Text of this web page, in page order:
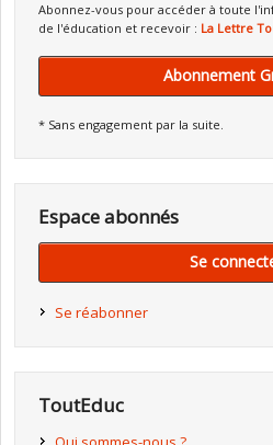
Abonnez-vous pour accéder à toute
de l'éducation et recevoir : La Lettre
Abonnement
* Sans engagement par la suite.
Espace abonnés
Se
Se réabonner
ToutEduc